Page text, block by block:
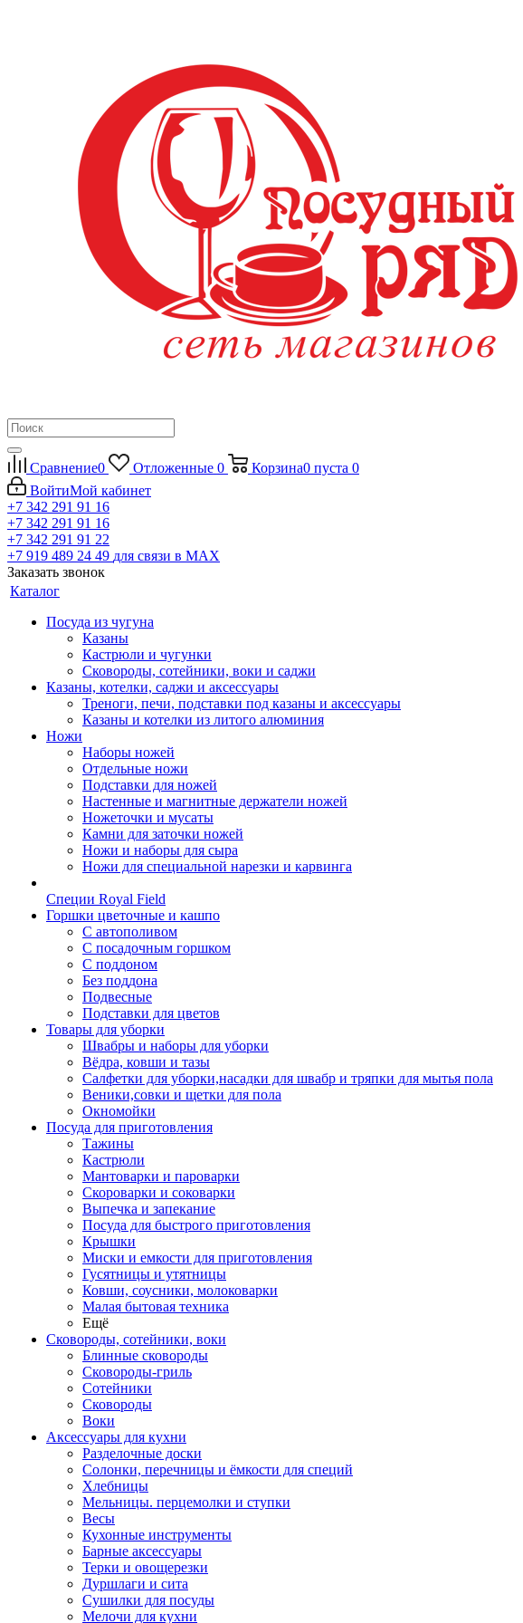
Сравнение0 Отложенные 0 Корзина0 пуста 0
ВойтиМой кабинет
+7 342 291 91 16
+7 342 291 91 16
+7 342 291 91 22
+7 919 489 24 49 для связи в МАХ
Заказать звонок
Каталог
Посуда из чугуна
Казаны
Кастрюли и чугунки
Сковороды, сотейники, воки и саджи
Казаны, котелки, саджи и аксессуары
Треноги, печи, подставки под казаны и аксессуары
Казаны и котелки из литого алюминия
Ножи
Наборы ножей
Отдельные ножи
Подставки для ножей
Настенные и магнитные держатели ножей
Ножеточки и мусаты
Камни для заточки ножей
Ножи и наборы для сыра
Ножи для специальной нарезки и карвинга
Специи Royal Field
Горшки цветочные и кашпо
С автополивом
С посадочным горшком
С поддоном
Без поддона
Подвесные
Подставки для цветов
Товары для уборки
Швабры и наборы для уборки
Вёдра, ковши и тазы
Салфетки для уборки,насадки для швабр и тряпки для мытья пола
Веники,совки и щетки для пола
Окномойки
Посуда для приготовления
Тажины
Кастрюли
Мантоварки и пароварки
Скороварки и соковарки
Выпечка и запекание
Посуда для быстрого приготовления
Крышки
Миски и емкости для приготовления
Гусятницы и утятницы
Ковши, соусники, молоковарки
Малая бытовая техника
Ещё
Сковороды, сотейники, воки
Блинные сковороды
Сковороды-гриль
Сотейники
Сковороды
Воки
Аксессуары для кухни
Разделочные доски
Солонки, перечницы и ёмкости для специй
Хлебницы
Мельницы. перцемолки и ступки
Весы
Кухонные инструменты
Барные аксессуары
Терки и овощерезки
Дуршлаги и сита
Сушилки для посуды
Мелочи для кухни